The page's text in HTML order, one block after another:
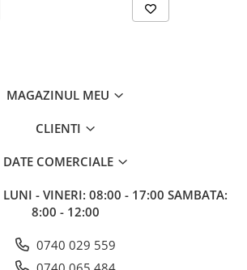
MAGAZINUL MEU
CLIENTI
DATE COMERCIALE
LUNI - VINERI: 08:00 - 17:00 SAMBATA:
8:00 - 12:00
0740 029 559